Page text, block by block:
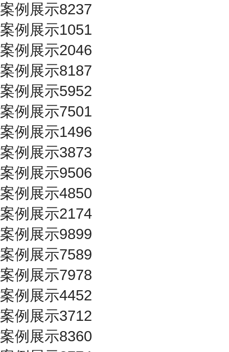
案例展示8237
案例展示1051
案例展示2046
案例展示8187
案例展示5952
案例展示7501
案例展示1496
案例展示3873
案例展示9506
案例展示4850
案例展示2174
案例展示9899
案例展示7589
案例展示7978
案例展示4452
案例展示3712
案例展示8360